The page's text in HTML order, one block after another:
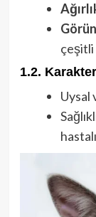
çeşitli
1.2.
Uysal